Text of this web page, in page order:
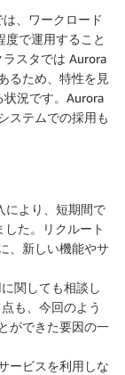
、ワークロード
で運用すること
スタでは Aurora
るため、特性を見
状況です。Aurora
ステムでの採用も
により、短期間で
た。リクルート
、新しい機能やサ
関しても相談し
も、今回のよう
ができた要因の一
ービスを利用しな